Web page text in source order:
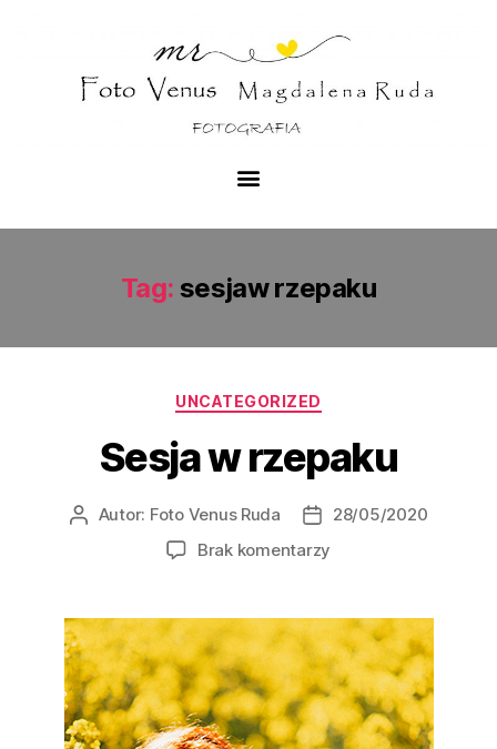
Tag: sesjaw rzepaku
UNCATEGORIZED
Sesja w rzepaku
Autor: Foto Venus Ruda
28/05/2020
Brak komentarzy